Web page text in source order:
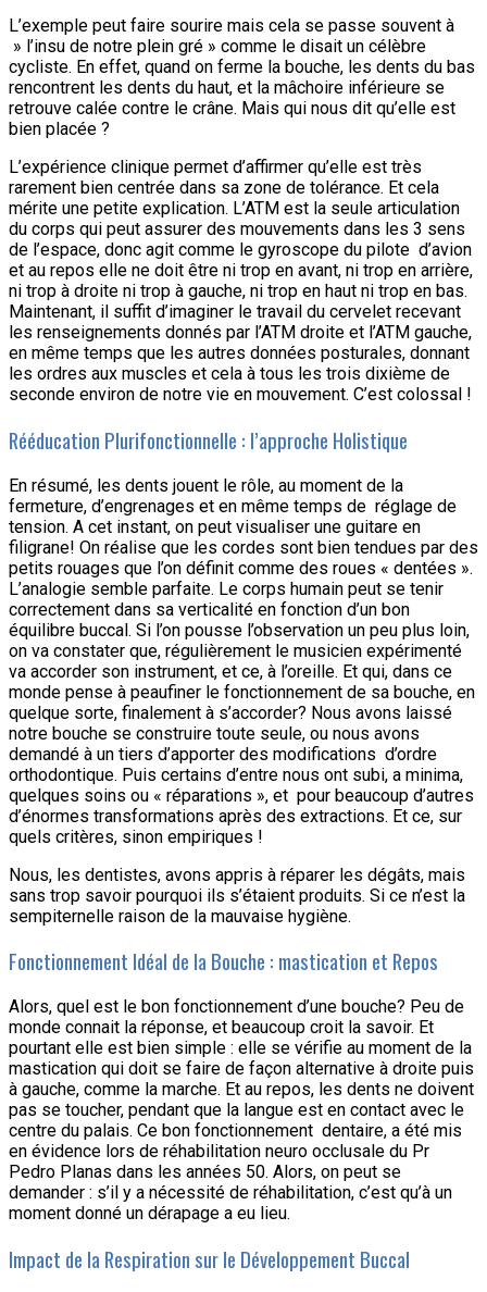
L’exemple peut faire sourire mais cela se passe souvent à
» l’insu de notre plein gré » comme le disait un célèbre
cycliste. En effet, quand on ferme la bouche, les dents du bas
rencontrent les dents du haut, et la mâchoire inférieure se
retrouve calée contre le crâne. Mais qui nous dit qu’elle est
bien placée ?
L’expérience clinique permet d’affirmer qu’elle est très
rarement bien centrée dans sa zone de tolérance. Et cela
mérite une petite explication. L’ATM est la seule articulation
du corps qui peut assurer des mouvements dans les 3 sens
de l’espace, donc agit comme le gyroscope du pilote d’avion
et au repos elle ne doit être ni trop en avant, ni trop en arrière,
ni trop à droite ni trop à gauche, ni trop en haut ni trop en bas.
Maintenant, il suffit d’imaginer le travail du cervelet recevant
les renseignements donnés par l’ATM droite et l’ATM gauche,
en même temps que les autres données posturales, donnant
les ordres aux muscles et cela à tous les trois dixième de
seconde environ de notre vie en mouvement. C’est colossal !
Rééducation Plurifonctionnelle : l’approche Holistique
En résumé, les dents jouent le rôle, au moment de la
fermeture, d’engrenages et en même temps de réglage de
tension. A cet instant, on peut visualiser une guitare en
filigrane! On réalise que les cordes sont bien tendues par des
petits rouages que l’on définit comme des roues « dentées ».
L’analogie semble parfaite. Le corps humain peut se tenir
correctement dans sa verticalité en fonction d’un bon
équilibre buccal. Si l’on pousse l’observation un peu plus loin,
on va constater que, régulièrement le musicien expérimenté
va accorder son instrument, et ce, à l’oreille. Et qui, dans ce
monde pense à peaufiner le fonctionnement de sa bouche, en
quelque sorte, finalement à s’accorder? Nous avons laissé
notre bouche se construire toute seule, ou nous avons
demandé à un tiers d’apporter des modifications d’ordre
orthodontique. Puis certains d’entre nous ont subi, a minima,
quelques soins ou « réparations », et pour beaucoup d’autres
d’énormes transformations après des extractions. Et ce, sur
quels critères, sinon empiriques !
Nous, les dentistes, avons appris à réparer les dégâts, mais
sans trop savoir pourquoi ils s’étaient produits. Si ce n’est la
sempiternelle raison de la mauvaise hygiène.
Fonctionnement Idéal de la Bouche : mastication et Repos
Alors, quel est le bon fonctionnement d’une bouche? Peu de
monde connait la réponse, et beaucoup croit la savoir. Et
pourtant elle est bien simple : elle se vérifie au moment de la
mastication qui doit se faire de façon alternative à droite puis
à gauche, comme la marche. Et au repos, les dents ne doivent
pas se toucher, pendant que la langue est en contact avec le
centre du palais. Ce bon fonctionnement dentaire, a été mis
en évidence lors de réhabilitation neuro occlusale du Pr
Pedro Planas dans les années 50. Alors, on peut se
demander : s’il y a nécessité de réhabilitation, c’est qu’à un
moment donné un dérapage a eu lieu.
Impact de la Respiration sur le Développement Buccal